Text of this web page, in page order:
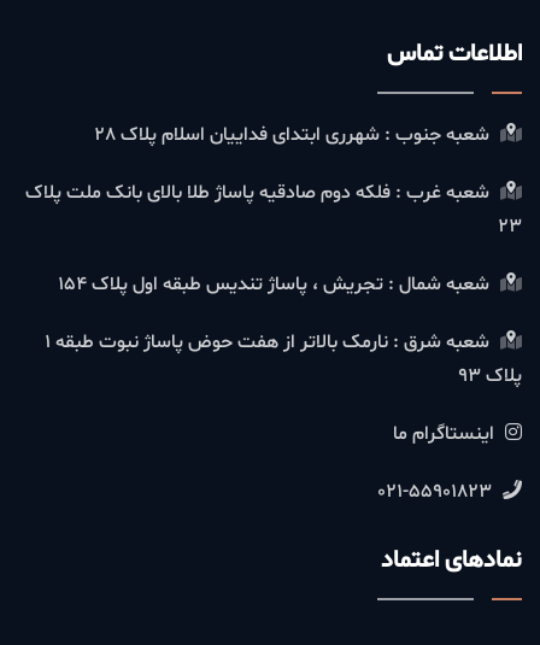
اطلاعات تماس
شعبه جنوب : شهرری ابتدای فداییان اسلام پلاک 28
شعبه غرب : فلکه دوم صادقیه پاساژ طلا بالای بانک ملت پلاک
23
شعبه شمال : تجریش ، پاساژ تندیس طبقه اول پلاک 154
شعبه شرق : نارمک بالاتر از هفت حوض پاساژ نبوت طبقه 1
پلاک 93
اینستاگرام ما
021-55901823
نمادهای اعتماد